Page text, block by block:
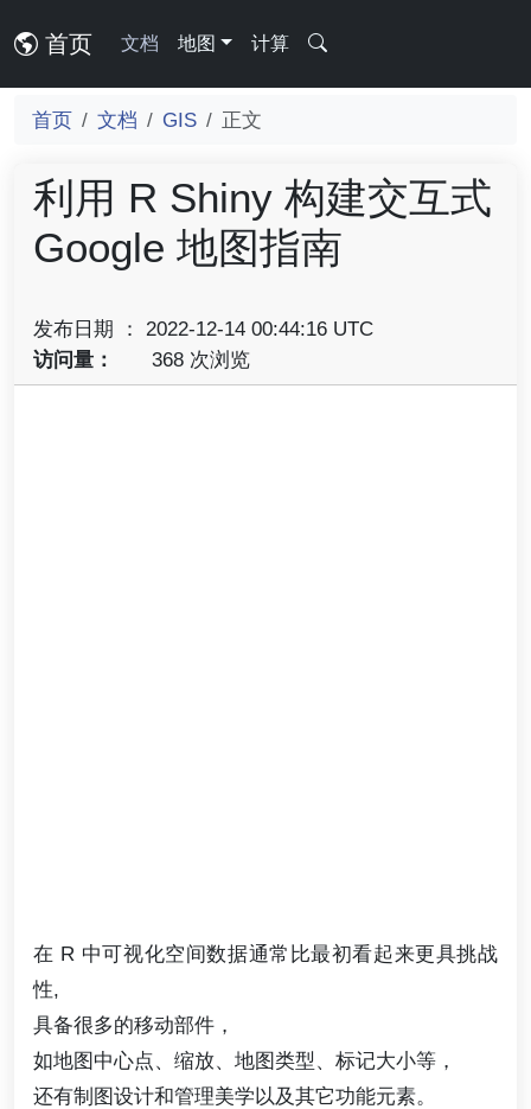
首页 文档 地图 计算
首页 文档 GIS 正文
利用 R Shiny 构建交互式
Google 地图指南
发布日期 ： 2022-12-14 00:44:16 UTC
访问量：
368 次浏览
在 R 中可视化空间数据通常比最初看起来更具挑战
性,
具备很多的移动部件，
如地图中心点、缩放、地图类型、标记大小等，
还有制图设计和管理美学以及其它功能元素。